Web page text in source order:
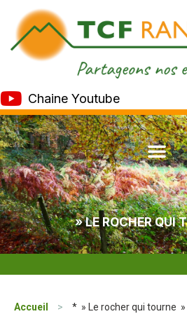
Chaine Youtube
» LE ROCHER QUI
Accueil > * » Le rocher qui tourne »